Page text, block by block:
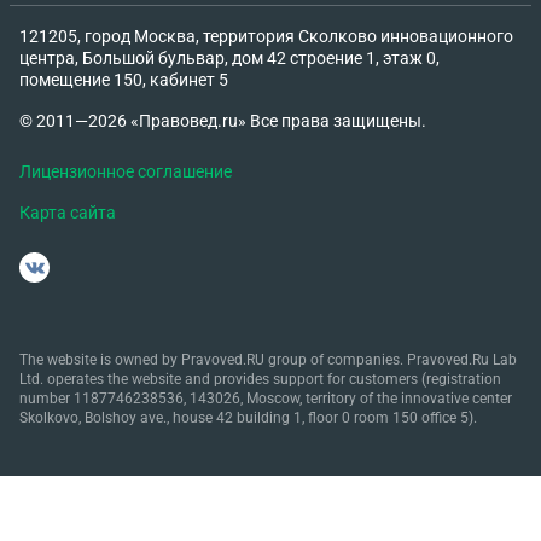
121205, город Москва, территория Сколково инновационного
центра, Большой бульвар, дом 42 строение 1, этаж 0,
помещение 150, кабинет 5
© 2011—2026 «Правовед.ru» Все права защищены.
Лицензионное соглашение
Карта сайта
The website is owned by Pravoved.RU group of companies. Pravoved.Ru Lab
Ltd. operates the website and provides support for customers (registration
number 1187746238536, 143026, Moscow, territory of the innovative center
Skolkovo, Bolshoy ave., house 42 building 1, floor 0 room 150 office 5).